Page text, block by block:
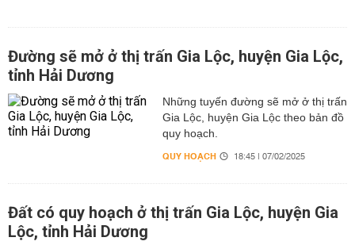
Đường sẽ mở ở thị trấn Gia Lộc, huyện Gia Lộc,
tỉnh Hải Dương
Những tuyến đường sẽ mở ở thị trấn
Gia Lộc, huyện Gia Lộc theo bản đồ
quy hoạch.
QUY HOẠCH 18:45 | 07/02/2025
Đất có quy hoạch ở thị trấn Gia Lộc, huyện Gia
Lộc, tỉnh Hải Dương